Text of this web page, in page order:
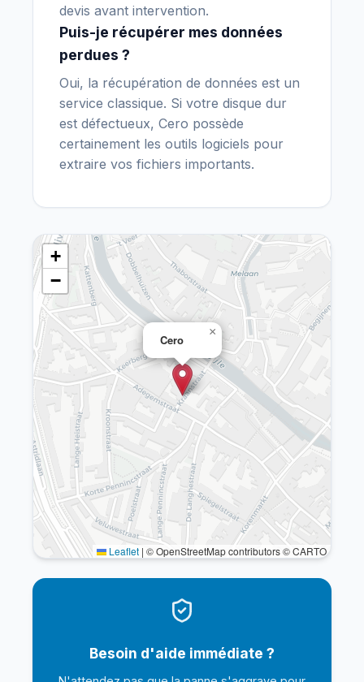
devis avant intervention.
Puis-je récupérer mes données
perdues ?
Oui, la récupération de données est un
service classique. Si votre disque dur
est défectueux, Cero possède
certainement les outils logiciels pour
extraire vos fichiers importants.
Cero
×
+
−
Leaflet | © OpenStreetMap contributors © CARTO
Besoin d'aide immédiate ?